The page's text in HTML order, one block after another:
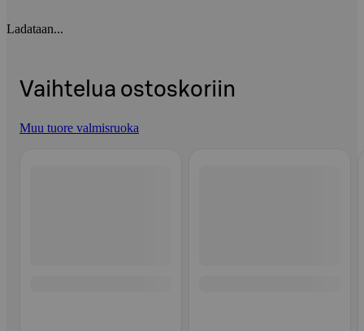
Ladataan...
Vaihtelua ostoskoriin
Muu tuore valmisruoka